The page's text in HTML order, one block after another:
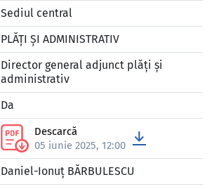
Sediul central
PLĂȚI ȘI ADMINISTRATIV
Director general adjunct plăți și
administrativ
Da
Descarcă
05 iunie 2025, 12:00
Daniel-Ionuț BĂRBULESCU